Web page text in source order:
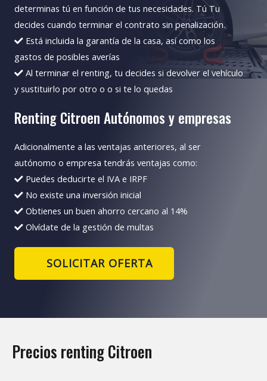
determinas tú en función de tus necesidades. Tú Tu
decides cuando terminar el contrato sin penalización.
Está incluida la garantía de la casa, así como los
gastos de posibles averías
Al terminar el renting, tu decides si devolver el vehículo
y sustituirlo por otro o o si te lo quedas
Renting Citroen Autónomos y empresas
Adicionalmente a las ventajas anteriores, al ser
autónomo o empresa tendrás ventajas como:
Puedes deducirte el IVA e IRPF
No existe una inversión inicial
Obtienes un buen ahorro cercano al 14%
Olvídate de la gestión de multas
SOLICITAR OFERTA
Precios renting Citroen